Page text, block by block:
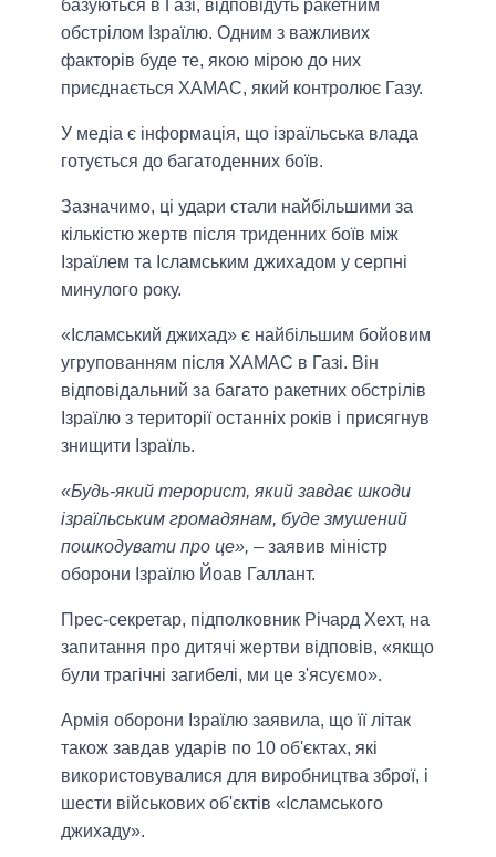
базуються в Газі, відповідуть ракетним
обстрілом Ізраїлю. Одним з важливих
факторів буде те, якою мірою до них
приєднається ХАМАС, який контролює Газу.
У медіа є інформація, що ізраїльська влада
готується до багатоденних боїв.
Зазначимо, ці удари стали найбільшими за
кількістю жертв після триденних боїв між
Ізраїлем та Ісламським джихадом у серпні
минулого року.
«Ісламський джихад» є найбільшим бойовим
угрупованням після ХАМАС в Газі. Він
відповідальний за багато ракетних обстрілів
Ізраїлю з території останніх років і присягнув
знищити Ізраїль.
«Будь-який терорист, який завдає шкоди
ізраїльським громадянам, буде змушений
пошкодувати про це», – заявив міністр
оборони Ізраїлю Йоав Галлант.
Прес-секретар, підполковник Річард Хехт, на
запитання про дитячі жертви відповів, «якщо
були трагічні загибелі, ми це з'ясуємо».
Армія оборони Ізраїлю заявила, що її літак
також завдав ударів по 10 об'єктах, які
використовувалися для виробництва зброї, і
шести військових об'єктів «Ісламського
джихаду».